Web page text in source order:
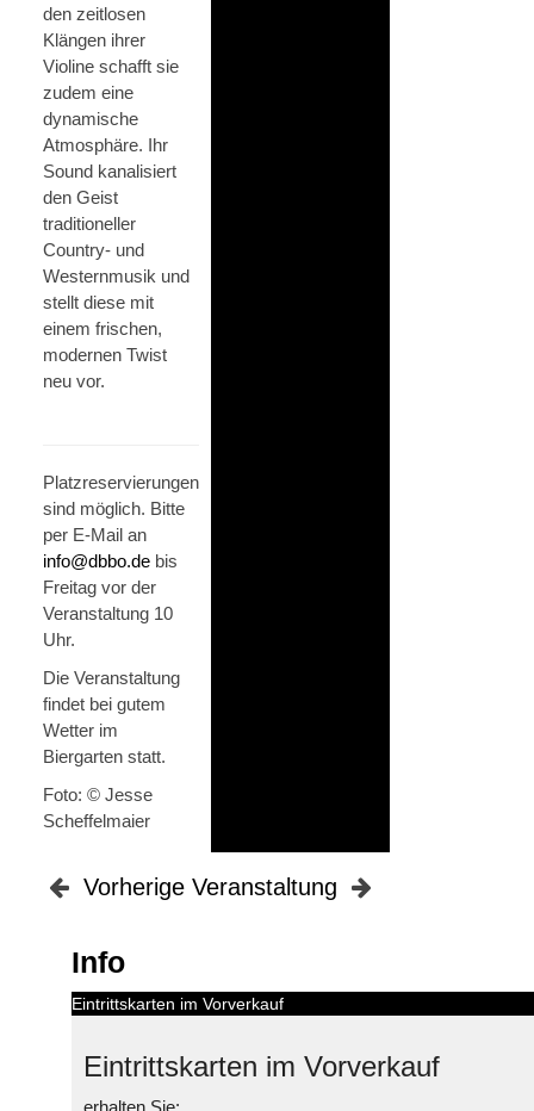
den zeitlosen
Klängen ihrer
Violine schafft sie
zudem eine
dynamische
Atmosphäre. Ihr
Sound kanalisiert
den Geist
traditioneller
Country- und
Westernmusik und
stellt diese mit
einem frischen,
modernen Twist
neu vor.
Platzreservierungen
sind möglich. Bitte
per E-Mail an
info@dbbo.de bis
Freitag vor der
Veranstaltung 10
Uhr.
Die Veranstaltung
findet bei gutem
Wetter im
Biergarten statt.
Foto: © Jesse
Scheffelmaier
Vorherige Veranstaltung
Info
Eintrittskarten im Vorverkauf
Eintrittskarten im Vorverkauf
erhalten Sie: